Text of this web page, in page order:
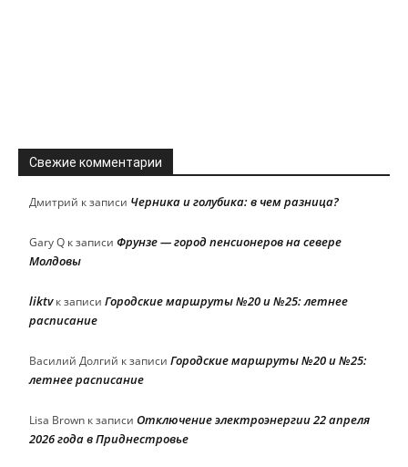
Свежие комментарии
Дмитрий к записи Черника и голубика: в чем разница?
Gary Q к записи Фрунзе — город пенсионеров на севере
Молдовы
liktvк записи Городские маршруты №20 и №25: летнее
расписание
Василий Долгий к записи Городские маршруты №20 и №25:
летнее расписание
Lisa Brown к записи Отключение электроэнергии 22 апреля
2026 года в Приднестровье